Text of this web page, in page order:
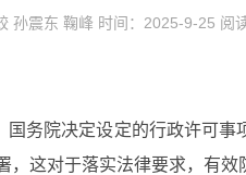
孙震东 鞠峰 时间：2025-9-25 阅读
务院决定设定的行政许可事
这对于落实法律要求，有